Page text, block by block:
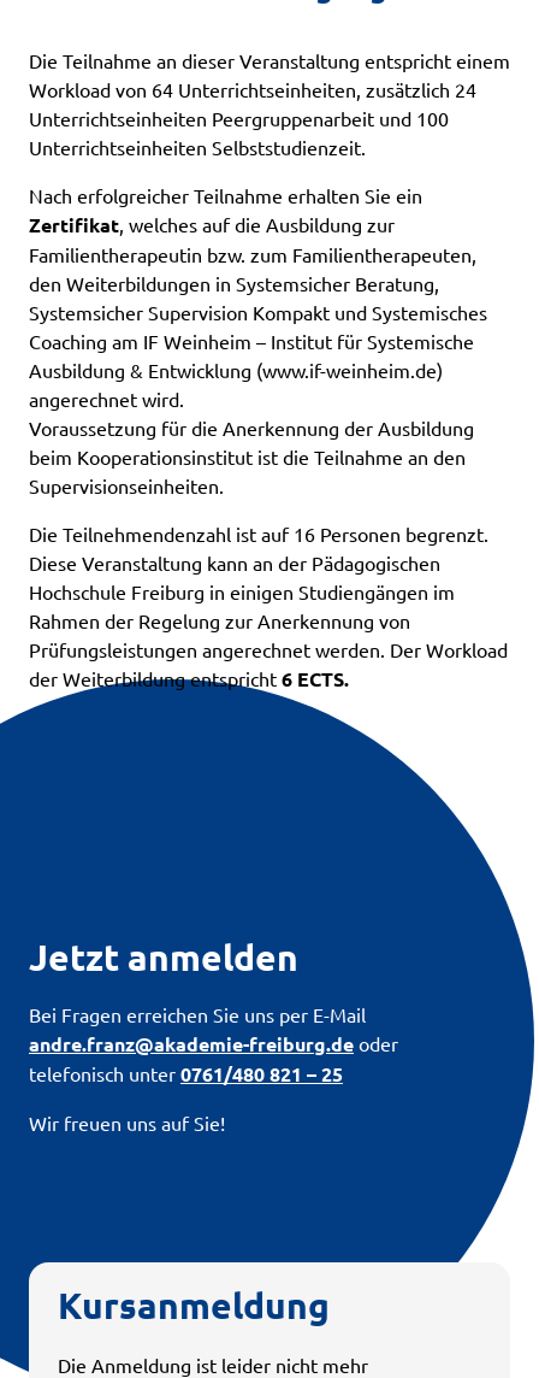
Die Teilnahme an dieser Veranstaltung entspricht einem
Workload von 64 Unterrichtseinheiten, zusätzlich 24
Unterrichtseinheiten Peergruppenarbeit und 100
Unterrichtseinheiten Selbststudienzeit.
Nach erfolgreicher Teilnahme erhalten Sie ein
Zertifikat , welches auf die Ausbildung zur
Familientherapeutin bzw. zum Familientherapeuten,
den Weiterbildungen in Systemsicher Beratung,
Systemsicher Supervision Kompakt und Systemisches
Coaching am IF Weinheim – Institut für Systemische
Ausbildung & Entwicklung (www.if-weinheim.de)
angerechnet wird.
Voraussetzung für die Anerkennung der Ausbildung
beim Kooperationsinstitut ist die Teilnahme an den
Supervisionseinheiten.
Die Teilnehmendenzahl ist auf 16 Personen begrenzt.
Diese Veranstaltung kann an der Pädagogischen
Hochschule Freiburg in einigen Studiengängen im
Rahmen der Regelung zur Anerkennung von
Prüfungsleistungen angerechnet werden. Der Workload
der Weiterbildung entspricht 6 ECTS.
Jetzt anmelden
Bei Fragen erreichen Sie uns per E-Mail
andre.franz@akademie-freiburg.de oder
telefonisch unter 0761/480 821 – 25
Wir freuen uns auf Sie!
Kursanmeldung
Die Anmeldung ist leider nicht mehr